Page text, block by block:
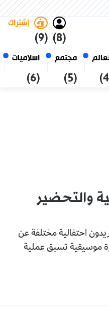
مجتمع
(5)
اسلاميات
(6)
(8)
إشتراك
(9)
الجزائر
جويلية والتحضير
احتفالية مختلفة عن
موسيقية تسبق عملية